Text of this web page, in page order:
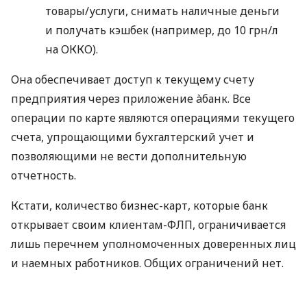
товары/услуги, снимать наличные деньги
и получать кэшбек (например, до 10 грн/л
на ОККО).
Она обеспечивает доступ к текущему счету
предприятия через приложение àбанк. Все
операции по карте являются операциями текущего
счета, упрощающими бухгалтерский учет и
позволяющими не вести дополнительную
отчетность.
Кстати, количество бизнес-карт, которые банк
открывает своим клиентам-ФЛП, ограничивается
лишь перечнем уполномоченных доверенных лиц
и наемных работников. Общих ограничений нет.